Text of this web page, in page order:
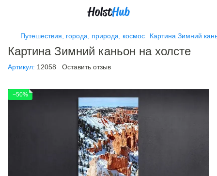
Путешествия, города, природа, космос Картина Зимний
Картина Зимний каньон на холсте
Артикул: 12058 Оставить отзыв
−50%